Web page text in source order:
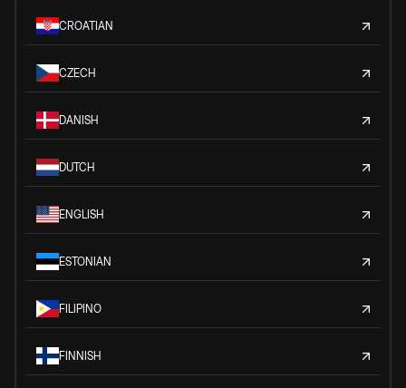
CROATIAN
CZECH
DANISH
DUTCH
ENGLISH
ESTONIAN
FILIPINO
FINNISH